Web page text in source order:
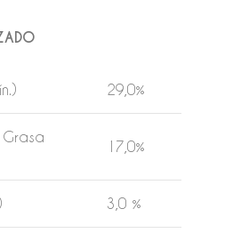
29,0%
17,0%
3,0 %